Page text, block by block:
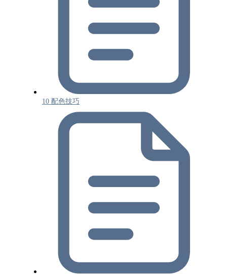
10 配色技巧